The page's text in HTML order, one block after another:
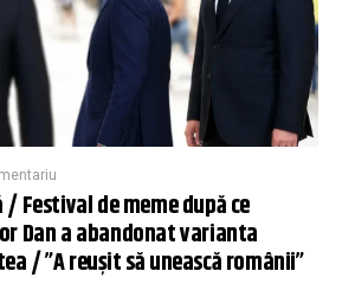
/ Festival de meme după ce
Dan a abandonat varianta
/ ”A reușit să unească românii”